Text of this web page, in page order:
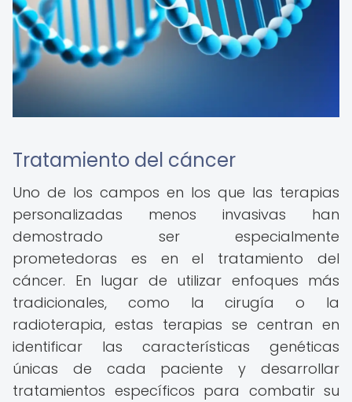
Tratamiento del cáncer
Uno de los campos en los que las terapias
personalizadas menos invasivas han
demostrado ser especialmente
prometedoras es en el tratamiento del
cáncer. En lugar de utilizar enfoques más
tradicionales, como la cirugía o la
radioterapia, estas terapias se centran en
identificar las características genéticas
únicas de cada paciente y desarrollar
tratamientos específicos para combatir su